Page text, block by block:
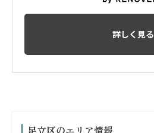
詳しく見る
足立区のエリア情報